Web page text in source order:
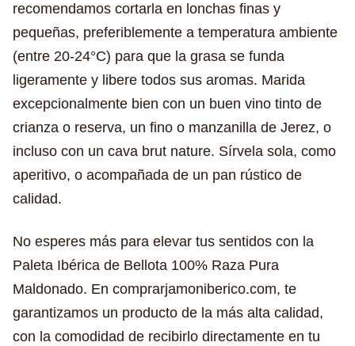
recomendamos cortarla en lonchas finas y
pequeñas, preferiblemente a temperatura ambiente
(entre 20-24°C) para que la grasa se funda
ligeramente y libere todos sus aromas. Marida
excepcionalmente bien con un buen vino tinto de
crianza o reserva, un fino o manzanilla de Jerez, o
incluso con un cava brut nature. Sírvela sola, como
aperitivo, o acompañada de un pan rústico de
calidad.
No esperes más para elevar tus sentidos con la
Paleta Ibérica de Bellota 100% Raza Pura
Maldonado. En comprarjamoniberico.com, te
garantizamos un producto de la más alta calidad,
con la comodidad de recibirlo directamente en tu